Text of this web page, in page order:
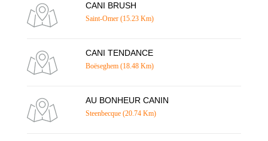
CANI BRUSH
Saint-Omer (15.23 Km)
CANI TENDANCE
Boëseghem (18.48 Km)
AU BONHEUR CANIN
Steenbecque (20.74 Km)